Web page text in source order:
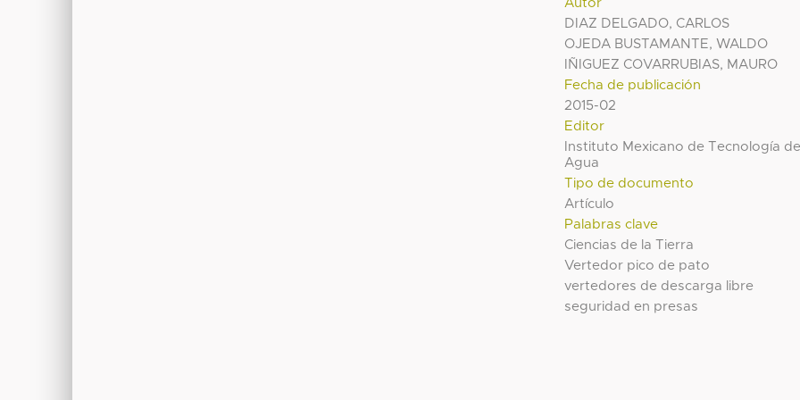
Autor
DIAZ DELGADO, CARLOS
OJEDA BUSTAMANTE, WALDO
IÑIGUEZ COVARRUBIAS, MAURO
Fecha de publicación
2015-02
Editor
Instituto Mexicano de Tecnología
Agua
Tipo de documento
Artículo
Palabras clave
Ciencias de la Tierra
Vertedor pico de pato
vertedores de descarga libre
seguridad en presas